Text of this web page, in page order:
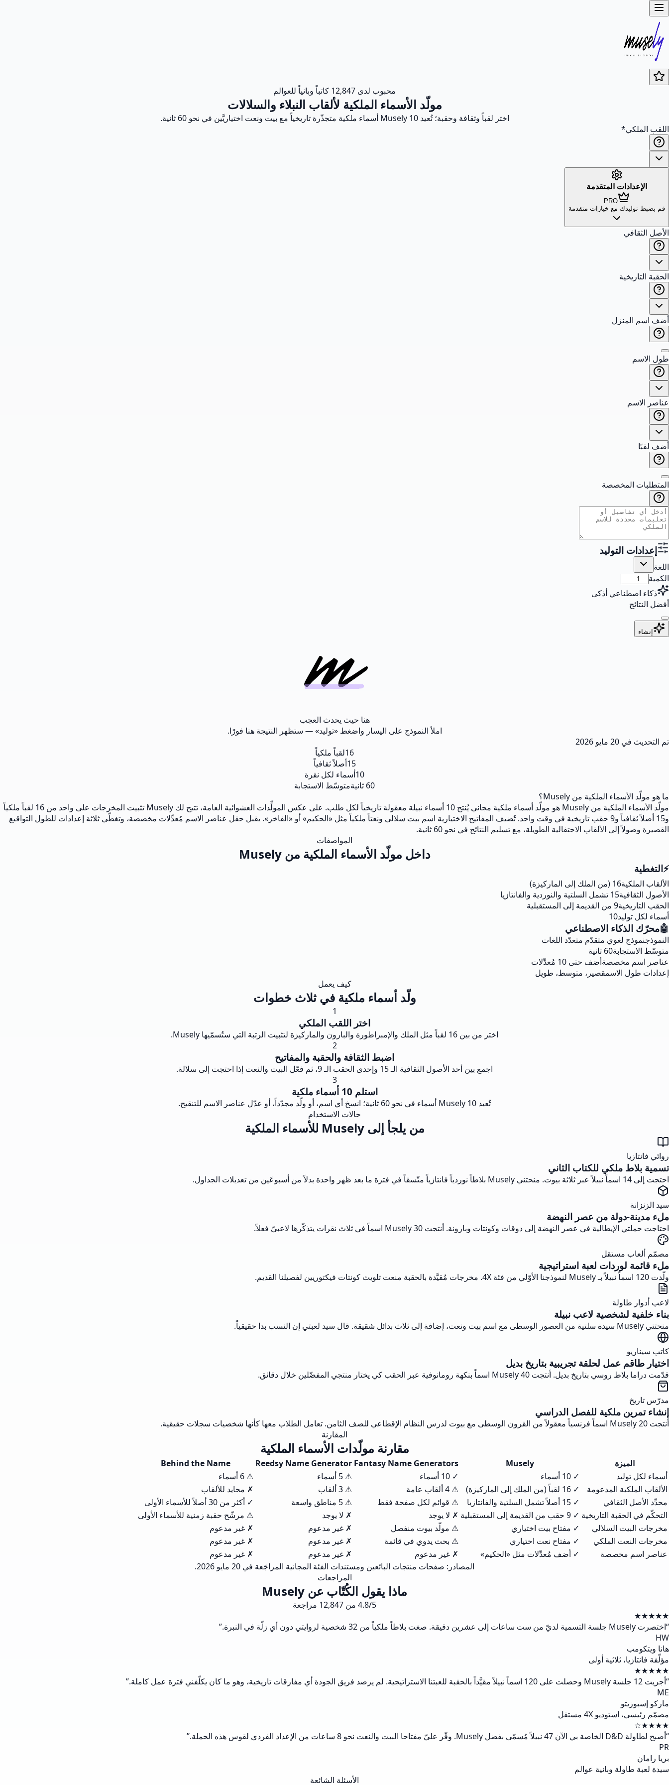
محبوب لدى 12,847 كاتباً وبانياً للعوالم
مولّد الأسماء الملكية لألقاب النبلاء والسلالات
اختر لقباً وثقافة وحقبة؛ تُعيد Musely 10 أسماء ملكية متجذّرة تاريخياً مع بيت ونعت اختياريَّين في نحو 60 ثانية.
اللقب الملكي*
الإعدادات المتقدمة
PRO
قم بضبط توليدك مع خيارات متقدمة
الأصل الثقافي
الحقبة التاريخية
أضف اسم المنزل
طول الاسم
عناصر الاسم
أضف لقبًا
المتطلبات المخصصة
إعدادات التوليد
اللغة
الكمية
ذكاء اصطناعي أذكى
أفضل النتائج
إنشاء
هنا حيث يحدث العجب
املأ النموذج على اليسار واضغط «توليد» — ستظهر النتيجة هنا فورًا.
تم التحديث في 20 مايو 2026
16لقباً ملكياً
15أصلاً ثقافياً
10أسماء لكل نقرة
60 ثانية
متوسّط الاستجابة
ما هو مولّد الأسماء الملكية من Musely؟
مولّد الأسماء الملكية من Musely هو مولّد أسماء ملكية مجاني يُنتج 10 أسماء نبيلة معقولة تاريخياً لكل طلب. على عكس المولِّدات العشوائية العامة، تتيح لك Musely تثبيت المخرجات على واحد من 16 لقباً ملكياً
و15 أصلاً ثقافياً و9 حقب تاريخية في وقت واحد. تُضيف المفاتيح الاختيارية اسم بيت سلالي ونعتاً ملكياً مثل «الحكيم» أو «الفاخر». يقبل حقل عناصر الاسم مُعدِّلات مخصصة، وتغطّي ثلاثة إعدادات للطول التواقيع
القصيرة وصولاً إلى الألقاب الاحتفالية الطويلة، مع تسليم النتائج في نحو 60 ثانية.
المواصفات
داخل مولّد الأسماء الملكية من Musely
⚡التغطية
الألقاب الملكية16 (من الملك إلى الماركيزة)
الأصول الثقافية15 تشمل السلتية والنوردية والفانتازيا
الحقب التاريخية9 من القديمة إلى المستقبلية
أسماء لكل توليد10
🤖محرّك الذكاء الاصطناعي
النموذجنموذج لغوي متقدّم متعدّد اللغات
متوسّط الاستجابة60 ثانية
عناصر اسم مخصصةأضف حتى 10 مُعدِّلات
إعدادات طول الاسمقصير، متوسط، طويل
كيف يعمل
ولّد أسماء ملكية في ثلاث خطوات
1
اختر اللقب الملكي
اختر من بين 16 لقباً مثل الملك والإمبراطورة والبارون والماركيزة لتثبيت الرتبة التي ستُسمّيها Musely.
2
اضبط الثقافة والحقبة والمفاتيح
اجمع بين أحد الأصول الثقافية الـ 15 وإحدى الحقب الـ 9، ثم فعّل البيت والنعت إذا احتجت إلى سلالة.
3
استلم 10 أسماء ملكية
تُعيد Musely 10 أسماء في نحو 60 ثانية؛ انسخ أي اسم، أو ولّد مجدّداً، أو عدّل عناصر الاسم للتنقيح.
حالات الاستخدام
من يلجأ إلى Musely للأسماء الملكية
روائي فانتازيا
تسمية بلاط ملكي للكتاب الثاني
احتجت إلى 14 اسماً نبيلاً عبر ثلاثة بيوت. منحتني Musely بلاطاً نوردياً فانتازياً متّسقاً في فترة ما بعد ظهر واحدة بدلاً من أسبوعَين من تعديلات الجداول.
سيد الزنزانة
ملء مدينة-دولة من عصر النهضة
احتاجت حملتي الإيطالية في عصر النهضة إلى دوقات وكونتات وبارونة. أنتجت Musely 30 اسماً في ثلاث نقرات يتذكّرها لاعبيّ فعلاً.
مصمّم ألعاب مستقل
ملء قائمة لوردات لعبة استراتيجية
ولّدت 120 اسماً نبيلاً بـ Musely لنموذجنا الأوّلي من فئة 4X. مخرجات مُقيَّدة بالحقبة منعت تلويث كونتات فيكتوريين لفصيلنا القديم.
لاعب أدوار طاولة
بناء خلفية لشخصية لاعب نبيلة
منحتني Musely سيدة سلتية من العصور الوسطى مع اسم بيت ونعت، إضافة إلى ثلاث بدائل شقيقة. قال سيد لعبتي إن النسب بدا حقيقياً.
كاتب سيناريو
اختيار طاقم عمل لحلقة تجريبية بتاريخ بديل
قدّمت دراما بلاط روسي بتاريخ بديل. أنتجت Musely 40 اسماً بنكهة رومانوفية عبر الحقب كي يختار منتجي المفضّلين خلال دقائق.
مدرّس تاريخ
إنشاء تمرين ملكية للفصل الدراسي
أنتجت Musely 20 اسماً فرنسياً معقولاً من القرون الوسطى مع بيوت لدرس النظام الإقطاعي للصف الثامن. تعامل الطلاب معها كأنها شخصيات سجلات حقيقية.
المقارنة
مقارنة مولّدات الأسماء الملكية
الميزة Musely
Fantasy Name Generators
Reedsy Name Generator
Behind the Name
أسماء لكل توليد
✓ 10 أسماء ✓ 10 أسماء ⚠ 5 أسماء
⚠ 6 أسماء
الألقاب الملكية المدعومة
✓ 16 لقباً (من الملك إلى الماركيزة) ⚠ 4 ألقاب عامة ⚠ 3 ألقاب
✗ محايد للألقاب
محدِّد الأصل الثقافي
✓ 15 أصلاً تشمل السلتية والفانتازيا ⚠ قوائم لكل صفحة فقط ⚠ 5 مناطق واسعة
✓ أكثر من 30 أصلاً للأسماء الأولى
التحكّم في الحقبة التاريخية ✓ 9 حقب من القديمة إلى المستقبلية ✗ لا يوجد ✗ لا يوجد
⚠ مرشّح حقبة زمنية للأسماء الأولى
مخرجات البيت السلالي
✓ مفتاح بيت اختياري ⚠ مولّد بيوت منفصل ✗ غير مدعوم
✗ غير مدعوم
مخرجات النعت الملكي
✓ مفتاح نعت اختياري ⚠ بحث يدوي في قائمة ✗ غير مدعوم
✗ غير مدعوم
عناصر اسم مخصصة
✓ أضف مُعدِّلات مثل «الحكيم» ✗ غير مدعوم ✗ غير مدعوم
✗ غير مدعوم
المصادر: صفحات منتجات البائعين ومستندات الفئة المجانية المراجَعة في 20 مايو 2026.
المراجعات
ماذا يقول الكُتّاب عن Musely
4.8/5 من 12,847 مراجعة
★★★★★
“اختصرت Musely جلسة التسمية لديّ من ست ساعات إلى عشرين دقيقة. صغت بلاطاً ملكياً من 32 شخصية لروايتي دون أي زلّة في النبرة.
”
HW
هانا ويتكومب
مؤلّفة فانتازيا، ثلاثية أولى
★★★★★
“أجريت 12 جلسة Musely وحصلت على 120 اسماً نبيلاً مقيَّداً بالحقبة للعبتنا الاستراتيجية. لم يرصد فريق الجودة أي مفارقات تاريخية، وهو ما كان يكلّفني فترة عمل كاملة.
”
ME
ماركو إسبوزيتو
مصمّم رئيسي، استوديو 4X مستقل
★★★★☆
“أصبح لطاولة D&D الخاصة بي الآن 47 نبيلاً مُسمّى بفضل Musely. وفّر عليّ مفتاحا البيت والنعت نحو 8 ساعات من الإعداد الفردي لقوس هذه الحملة.
”
PR
بريا رامان
سيدة لعبة طاولة وبانية عوالم
الأسئلة الشائعة